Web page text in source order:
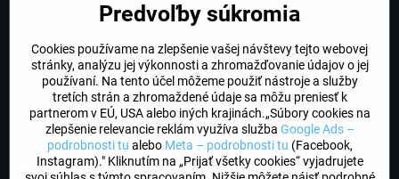
obchod​@northline​.sk
Otváracie hodiny
PO, UT, STR, ŠT: 9.00 - 17.00
PIA: 8.00 - 16.00
DogFriendly
Predvoľby súkromia
Cookies používame na zlepšenie vašej návštevy tejto webovej
stránky, analýzu jej výkonnosti a zhromažďovanie údajov o jej
používaní. Na tento účel môžeme použiť nástroje a služby
tretích strán a zhromaždené údaje sa môžu preniesť k
partnerom v EÚ, USA alebo iných krajinách.„Súbory cookies na
zlepšenie relevancie reklám využíva služba Google Ads –
podrobnosti tu alebo Meta – podrobnosti tu (Facebook,
Instagram)." Kliknutím na „Prijať všetky cookies“ vyjadrujete